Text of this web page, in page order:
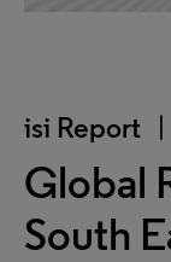
isi Report
Global
South